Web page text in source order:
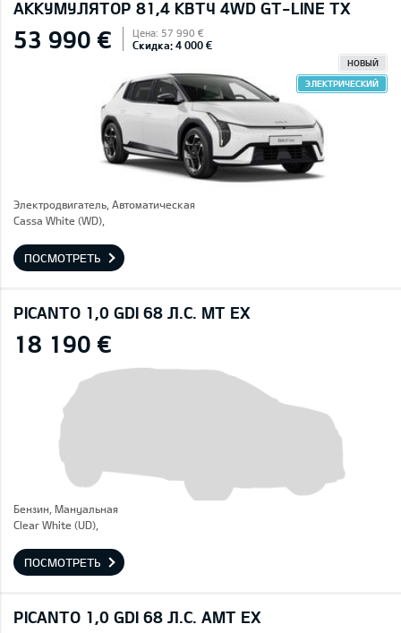
AККУМУЛЯТОР 81,4 КВТЧ 4WD GT-LINE TX
53 990 € Цена: 57 990 €
Скидка: 4 000 €
НОВЫЙ
ЭЛЕКТРИЧЕСКИЙ
Электродвигатель, Автоматическая
Cassa White (WD),
ПОСМОТРЕТЬ
PICANTO 1,0 GDI 68 Л.С. MT EX
18 190 €
Бензин, Mануальная
Clear White (UD),
ПОСМОТРЕТЬ
PICANTO 1,0 GDI 68 Л.С. AMT EX